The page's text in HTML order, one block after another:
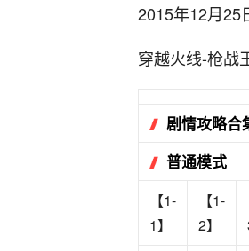
2015年12月25
穿越火线-枪战
剧情攻略合
普通模式
【1-
1】
【1-
2】